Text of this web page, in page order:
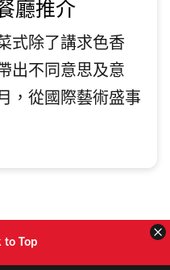
廳推介
式除了講求色香
出不同意思及意
，從國際藝術盛事
to Top